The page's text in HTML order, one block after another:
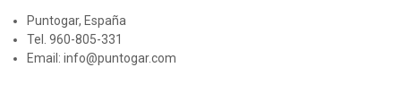
Puntogar, España
Tel. 960-805-331
Email: info@puntogar.com